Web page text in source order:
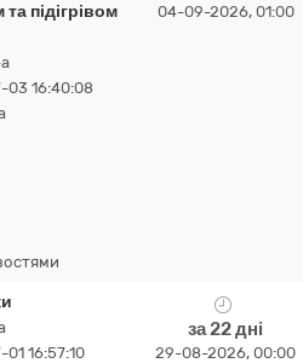
підігрівом
03 16:40:08
04-09-2026, 01:00
16:57:10
за 22 дні
29-08-2026, 00:00